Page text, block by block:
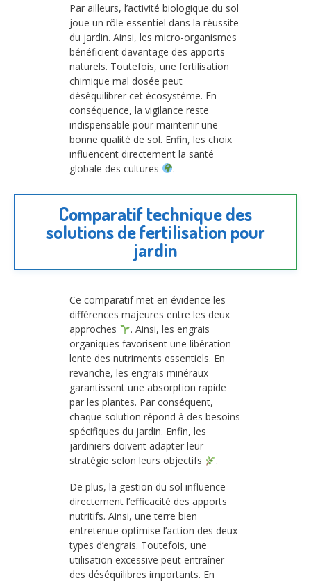
Par ailleurs, l’activité biologique du sol
joue un rôle essentiel dans la réussite
du jardin. Ainsi, les micro-organismes
bénéficient davantage des apports
naturels. Toutefois, une fertilisation
chimique mal dosée peut
déséquilibrer cet écosystème. En
conséquence, la vigilance reste
indispensable pour maintenir une
bonne qualité de sol. Enfin, les choix
influencent directement la santé
globale des cultures
.
Comparatif technique des
solutions de fertilisation pour
jardin
Ce comparatif met en évidence les
différences majeures entre les deux
approches
. Ainsi, les engrais
organiques favorisent une libération
lente des nutriments essentiels. En
revanche, les engrais minéraux
garantissent une absorption rapide
par les plantes. Par conséquent,
chaque solution répond à des besoins
spécifiques du jardin. Enfin, les
jardiniers doivent adapter leur
stratégie selon leurs objectifs
.
De plus, la gestion du sol influence
directement l’efficacité des apports
nutritifs. Ainsi, une terre bien
entretenue optimise l’action des deux
types d’engrais. Toutefois, une
utilisation excessive peut entraîner
des déséquilibres importants. En